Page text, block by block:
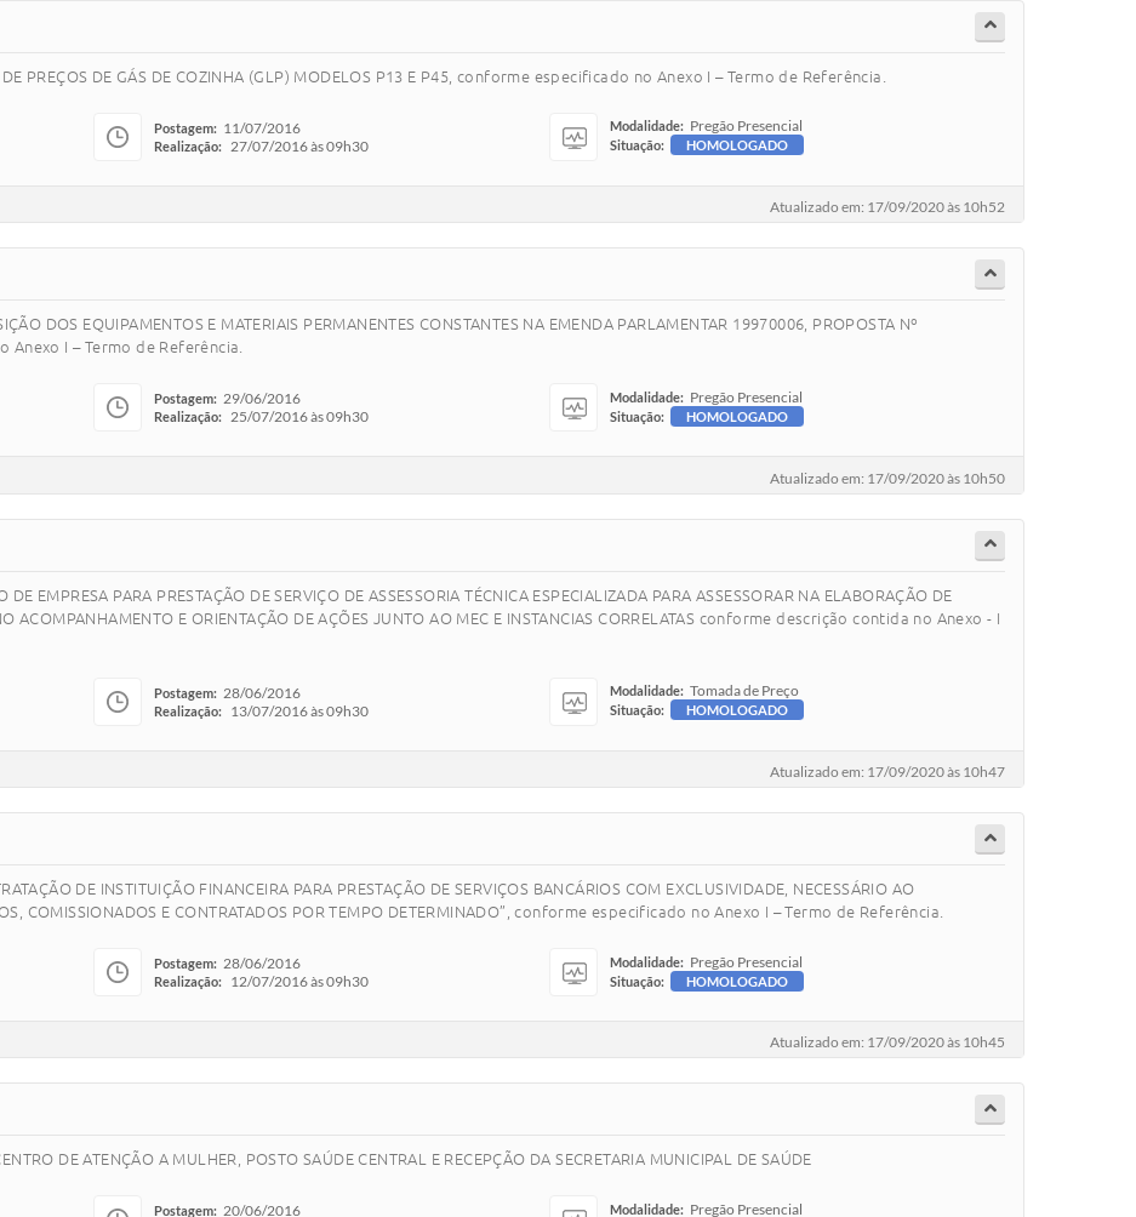
PREÇOS DE GÁS DE COZINHA (GLP) MODELOS P13 E P45, conforme especificado no Anexo I – Termo de Referência.
Postagem: 11/07/2016
Realização: 27/07/2016 às 09h30
Modalidade: Pregão Presencial
Situação: HOMOLOGADO
Atualizado em: 17/09/2020 às 10h52
DOS EQUIPAMENTOS E MATERIAIS PERMANENTES CONSTANTES NA EMENDA PARLAMENTAR 19970006, PROPOSTA Nº
I – Termo de Referência.
Postagem: 29/06/2016
Realização: 25/07/2016 às 09h30
Modalidade: Pregão Presencial
Situação: HOMOLOGADO
Atualizado em: 17/09/2020 às 10h50
PARA PRESTAÇÃO DE SERVIÇO DE ASSESSORIA TÉCNICA ESPECIALIZADA PARA ASSESSORAR NA ELABORAÇÃO DE
ACOMPANHAMENTO E ORIENTAÇÃO DE AÇÕES JUNTO AO MEC E INSTANCIAS CORRELATAS conforme descrição contida no Anexo - I
Postagem: 28/06/2016
Realização: 13/07/2016 às 09h30
Modalidade: Tomada de Preço
Situação: HOMOLOGADO
Atualizado em: 17/09/2020 às 10h47
DE INSTITUIÇÃO FINANCEIRA PARA PRESTAÇÃO DE SERVIÇOS BANCÁRIOS COM EXCLUSIVIDADE, NECESSÁRIO AO
COMISSIONADOS E CONTRATADOS POR TEMPO DETERMINADO”, conforme especificado no Anexo I – Termo de Referência.
Postagem: 28/06/2016
Realização: 12/07/2016 às 09h30
Modalidade: Pregão Presencial
Situação: HOMOLOGADO
Atualizado em: 17/09/2020 às 10h45
DE ATENÇÃO A MULHER, POSTO SAÚDE CENTRAL E RECEPÇÃO DA SECRETARIA MUNICIPAL DE SAÚDE
Postagem: 20/06/2016 Modalidade: Pregão Presencial